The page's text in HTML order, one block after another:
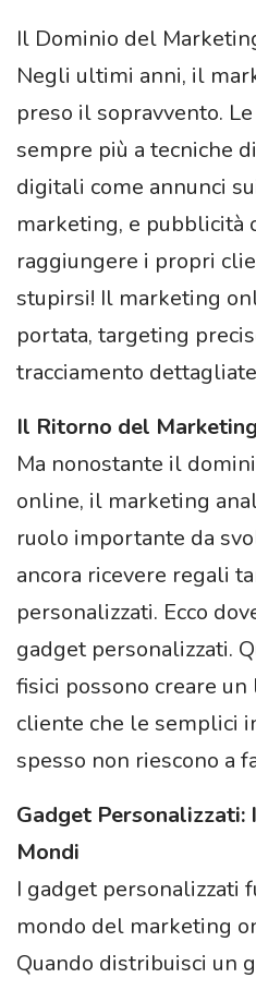
Il Dominio del
Negli ultimi anni, il
preso il sopravvento.
sempre più a tecniche
digitali come annunci
marketing, e pubblicità
raggiungere i propri
stupirsi! Il marketing
portata, targeting
tracciamento
Il Ritorno del
Ma nonostante il
online, il marketing
ruolo importante da
ancora ricevere regali
personalizzati. Ecco
gadget personalizzati.
fisici possono creare
cliente che le semplici
spesso non riescono a
Gadget Personalizzati:
Mondi
I gadget personalizzati
mondo del marketing
Quando distribuisci un